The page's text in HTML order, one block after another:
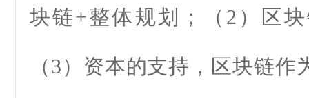
块链+整体规划；（2）区
（3）资本的支持，区块链